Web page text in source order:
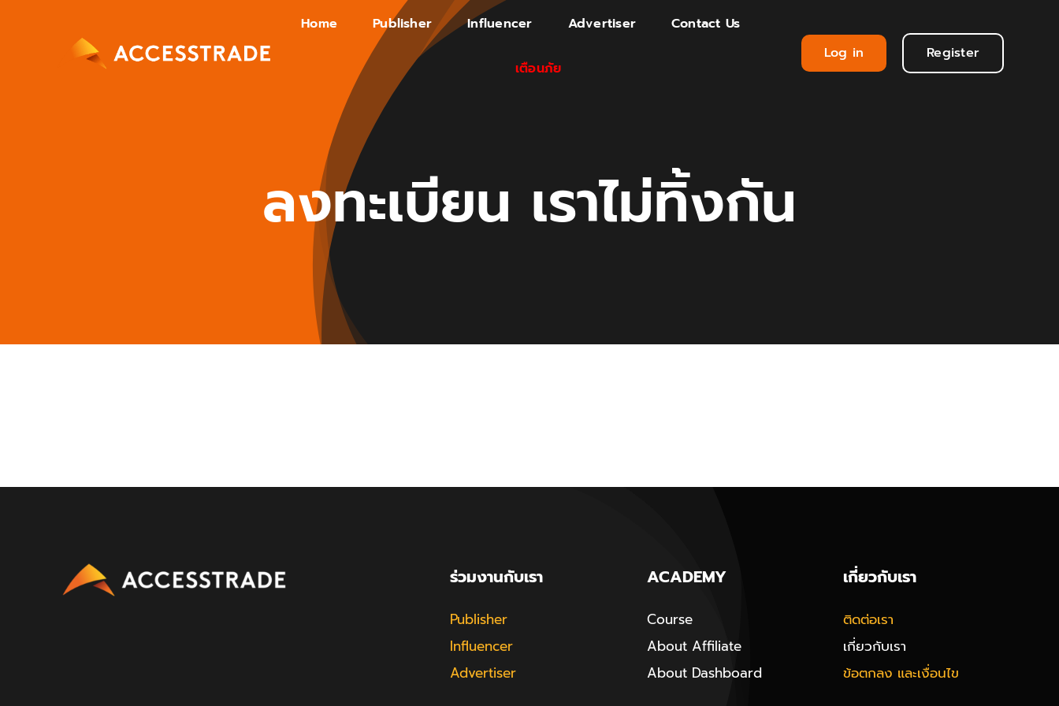
Home Publisher Influencer Advertiser Contact Us
เตือนภัย
Log in Register
ลงทะเบียน เราไม่ทิ้งกัน
ร่วมงานกับเรา
Publisher
Influencer
Advertiser
ACADEMY
Course
About Affiliate
About Dashboard
เกี่ยวกับเรา
ติดต่อเรา
เกี่ยวกับเรา
ข้อตกลง และเงื่อนไข